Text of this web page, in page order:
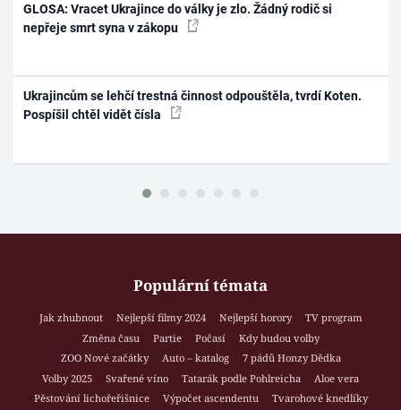
GLOSA: Vracet Ukrajince do války je zlo. Žádný rodič si
nepřeje smrt syna v zákopu
Ukrajincům se lehčí trestná činnost odpouštěla, tvrdí Koten.
Pospíšil chtěl vidět čísla
Populární témata
Jak zhubnout Nejlepší filmy 2024 Nejlepší horory
TV program
Změna času
Partie Počasí
Kdy budou volby
ZOO Nové začátky
Auto – katalog
7 pádů Honzy Dědka
Volby 2025
Svařené víno Tatarák podle Pohlreicha
Aloe vera
Pěstování lichořeřišnice
Výpočet ascendentu
Tvarohové knedlíky